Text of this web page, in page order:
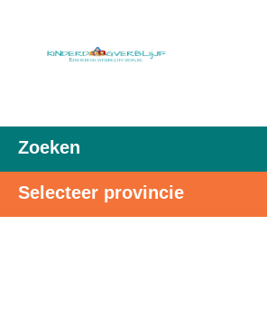
Zoeken
Selecteer provincie